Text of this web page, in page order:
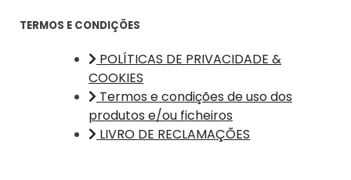
TERMOS E CONDIÇÕES
POLÍTICAS DE PRIVACIDADE &
COOKIES
Termos e condições de uso dos
produtos e/ou ficheiros
LIVRO DE RECLAMAÇÕES